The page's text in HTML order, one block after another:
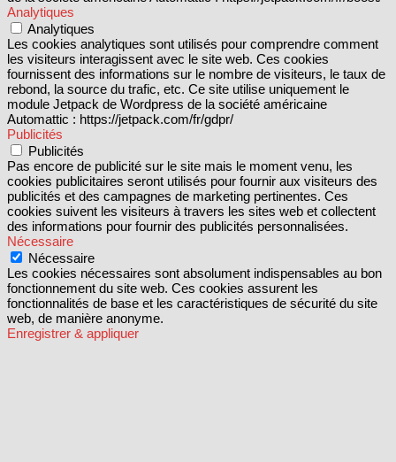
Analytiques
Analytiques
Les cookies analytiques sont utilisés pour comprendre comment
les visiteurs interagissent avec le site web. Ces cookies
fournissent des informations sur le nombre de visiteurs, le taux de
rebond, la source du trafic, etc. Ce site utilise uniquement le
module Jetpack de Wordpress de la société américaine
Automattic : https://jetpack.com/fr/gdpr/
Publicités
Publicités
Pas encore de publicité sur le site mais le moment venu, les
cookies publicitaires seront utilisés pour fournir aux visiteurs des
publicités et des campagnes de marketing pertinentes. Ces
cookies suivent les visiteurs à travers les sites web et collectent
des informations pour fournir des publicités personnalisées.
Nécessaire
Nécessaire
Les cookies nécessaires sont absolument indispensables au bon
fonctionnement du site web. Ces cookies assurent les
fonctionnalités de base et les caractéristiques de sécurité du site
web, de manière anonyme.
Enregistrer & appliquer